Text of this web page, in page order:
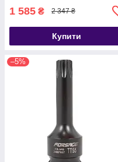
1 585 ₴ 2 347 ₴
Купити
–5%